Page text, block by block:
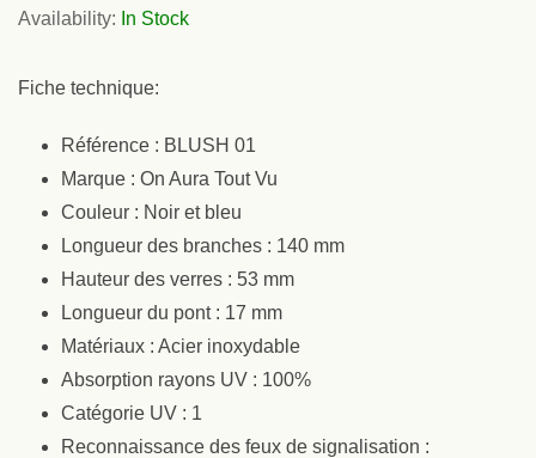
Availability: In Stock
Fiche technique:
Référence : BLUSH 01
Marque : On Aura Tout Vu
Couleur : Noir et bleu
Longueur des branches : 140 mm
Hauteur des verres : 53 mm
Longueur du pont : 17 mm
Matériaux : Acier inoxydable
Absorption rayons UV : 100%
Catégorie UV : 1
Reconnaissance des feux de signalisation :